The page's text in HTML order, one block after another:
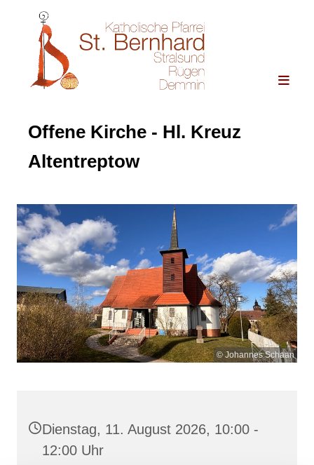
Offene Kirche - Hl. Kreuz
Altentreptow
© Johannes Schaan
Dienstag, 11. August 2026, 10:00 -
12:00 Uhr